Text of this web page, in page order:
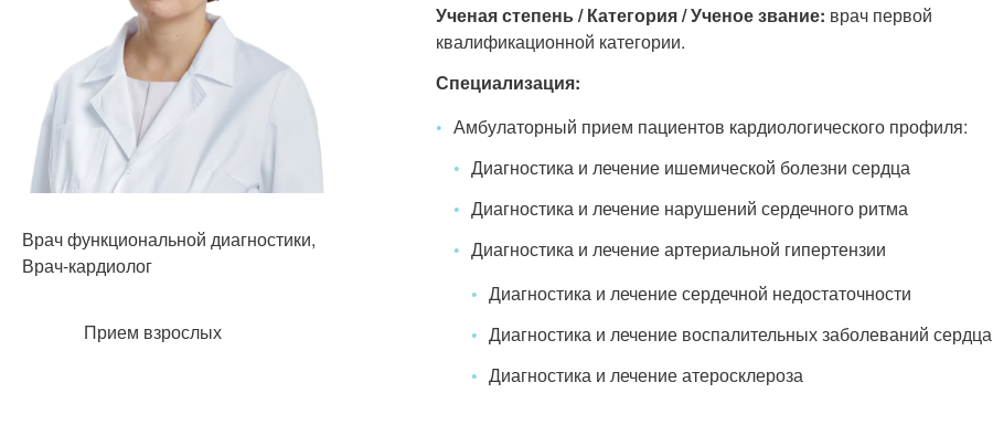
Врач функциональной диагностики,
Врач-кардиолог
Прием взрослых
Ученая степень / Категория / Ученое звание: врач первой
квалификационной категории.
Специализация:
Амбулаторный прием пациентов кардиологического профиля:
Диагностика и лечение ишемической болезни сердца
Диагностика и лечение нарушений сердечного ритма
Диагностика и лечение артериальной гипертензии
Диагностика и лечение сердечной недостаточности
Диагностика и лечение воспалительных заболеваний сердца
Диагностика и лечение атеросклероза